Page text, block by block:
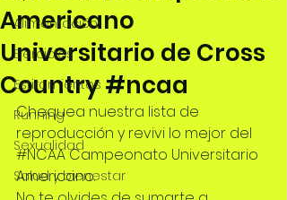
Alimentación
Ejercicios
Estiramientos
Running
Sexualidad
Salud y bienestar
Americano
Universitario de Cross
Country #ncaa
Chequea nuestra lista de
reproducción y revivi lo mejor del
#NCAA Campeonato Universitario
Americano.